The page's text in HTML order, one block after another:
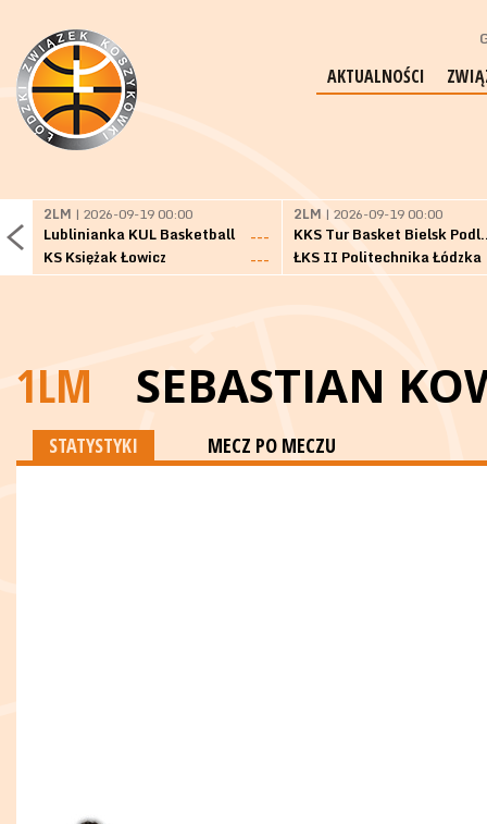
AKTUALNOŚCI
2LM | 2026-09-19 00:00
Lublinianka KUL Basketball
---
KS Księżak Łowicz
---
2LM | 2026-09-19 00:00
KKS Tur
ŁKS II Politechnika Łódzka
1LM SEBASTIAN
STATYSTYKI MECZ PO MECZU